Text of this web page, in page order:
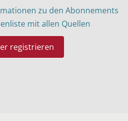
zu den Abonnements
mit allen Quellen
registrieren